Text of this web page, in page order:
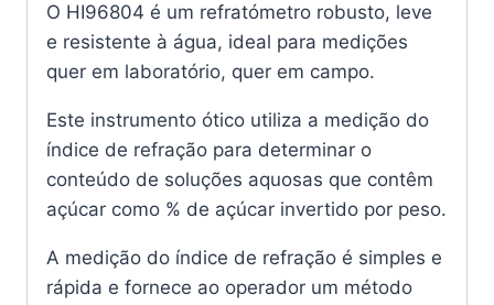
O HI96804 é um refratómetro robusto, leve
e resistente à água, ideal para medições
quer em laboratório, quer em campo.
Este instrumento ótico utiliza a medição do
índice de refração para determinar o
conteúdo de soluções aquosas que contêm
açúcar como % de açúcar invertido por peso.
A medição do índice de refração é simples e
rápida e fornece ao operador um método